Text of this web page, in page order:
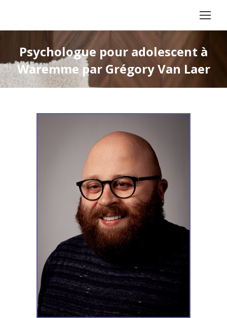
Psychologue pour adolescent à
Waremme par Grégory Van Laer